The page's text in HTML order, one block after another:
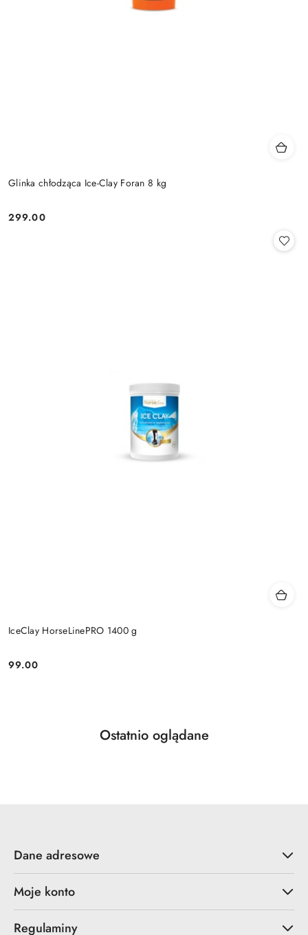
Glinka chłodząca Ice-Clay Foran 8 kg
Cena:
299.00
IceClay HorseLinePRO 1400 g
Cena:
99.00
Pomiń karuzelę produktów
Produkty
Ostatnio oglądane
Dane adresowe
Moje konto
Regulaminy